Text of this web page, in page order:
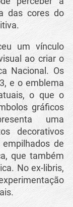
das cores do
um vínculo
ao criar o
Nacional. Os
e o emblema
o que o
gráficos
uma
decorativos
de
que também
No ex-libris,